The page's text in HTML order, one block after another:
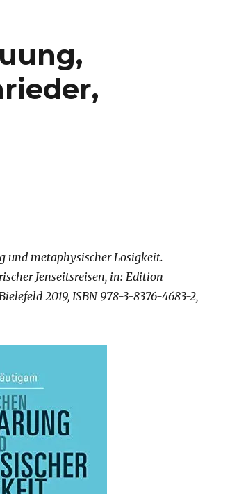
und metaphysischer Losigkeit.
Jenseitsreisen, in: Edition
2019, ISBN 978-3-8376-4683-2,